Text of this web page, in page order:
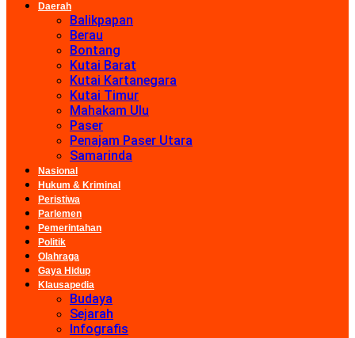
Daerah
Balikpapan
Berau
Bontang
Kutai Barat
Kutai Kartanegara
Kutai Timur
Mahakam Ulu
Paser
Penajam Paser Utara
Samarinda
Nasional
Hukum & Kriminal
Peristiwa
Parlemen
Pemerintahan
Politik
Olahraga
Gaya Hidup
Klausapedia
Budaya
Sejarah
Infografis